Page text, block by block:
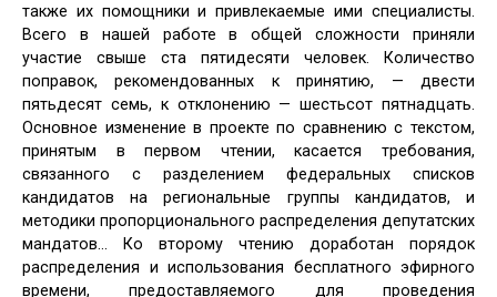
также их помощники и привлекаемые ими специалисты.
Всего в нашей работе в общей сложности приняли
участие свыше ста пятидесяти человек. Количество
поправок, рекомендованных к принятию, — двести
пятьдесят семь, к отклонению — шестьсот пятнадцать.
Основное изменение в проекте по сравнению с текстом,
принятым в первом чтении, касается требования,
связанного с разделением федеральных списков
кандидатов на региональные группы кандидатов, и
методики пропорционального распределения депутатских
мандатов… Ко второму чтению доработан порядок
распределения и использования бесплатного эфирного
времени, предоставляемого для проведения